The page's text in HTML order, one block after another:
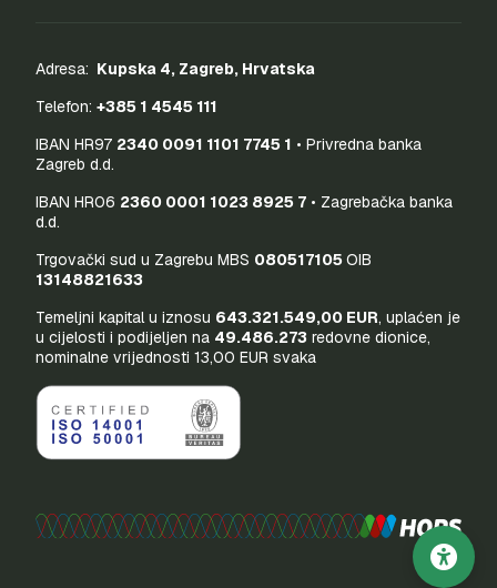
Adresa: Kupska 4, Zagreb, Hrvatska
Telefon: +385 1 4545 111
IBAN HR97 2340 0091 1101 7745 1 • Privredna banka
Zagreb d.d.
IBAN HR06 2360 0001 1023 8925 7 • Zagrebačka banka
d.d.
Trgovački sud u Zagrebu MBS 080517105OIB
13148821633
Temeljni kapital u iznosu 643.321.549,00 EUR, uplaćen je
u cijelosti i podijeljen na 49.486.273 redovne dionice,
nominalne vrijednosti 13,00 EUR svaka